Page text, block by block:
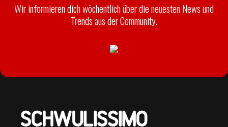
Wir informieren dich wöchentlich über die neuesten News und
Trends aus der Community.